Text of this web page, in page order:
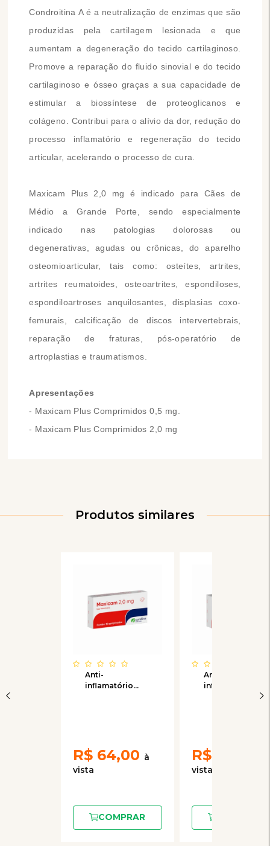
Condroitina A é a neutralização de enzimas que são
produzidas pela cartilagem lesionada e que
aumentam a degeneração do tecido cartilaginoso.
Promove a reparação do fluido sinovial e do tecido
cartilaginoso e ósseo graças a sua capacidade de
estimular a biossíntese de proteoglicanos e
colágeno. Contribui para o alívio da dor, redução do
processo inflamatório e regeneração do tecido
articular, acelerando o processo de cura.
Maxicam Plus 2,0 mg é indicado para Cães de
Médio a Grande Porte, sendo especialmente
indicado nas patologias dolorosas ou
degenerativas, agudas ou crônicas, do aparelho
osteomioarticular, tais como: osteítes, artrites,
artrites reumatoides, osteoartrites, espondiloses,
espondiloartroses anquilosantes, displasias coxo-
femurais, calcificação de discos intervertebrais,
reparação de fraturas, pós-operatório de
artroplastias e traumatismos.
Apresentações
- Maxicam Plus Comprimidos 0,5 mg.
- Maxicam Plus Comprimidos 2,0 mg
Produtos similares
Anti-
inflamatório
R$ 64,00
COMPRAR
Anti-
inflamatório
R$